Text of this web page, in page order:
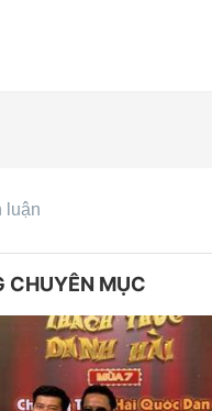
luận
CHUYÊN MỤC